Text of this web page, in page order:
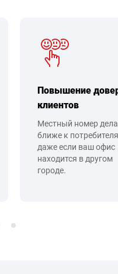
Повышение
клиентов
Местный номер
ближе к
даже если ваш офис
находится в другом
городе.